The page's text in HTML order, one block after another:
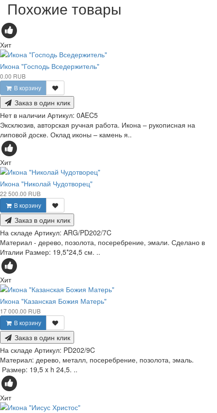
Похожие товары
Хит
Икона "Господь Вседержитель"
0.00 RUB
В корзину
Заказ в один клик
Нет в наличии Артикул: 0AEC5
Эксклюзив, авторская ручная работа. Икона – рукописная на
липовой доске. Оклад иконы – камень я..
Хит
Икона "Николай Чудотворец"
22 500.00 RUB
В корзину
Заказ в один клик
На складе Артикул: ARG/PD202/7C
Материал - дерево, позолота, посеребрение, эмали. Сделано в
Италии Размер: 19,5*24,5 см. ..
Хит
Икона "Казанская Божия Матерь"
17 000.00 RUB
В корзину
Заказ в один клик
На складе Артикул: PD202/9C
Материал: дерево, металл, посеребрение, позолота, эмаль.
Размер: 19,5 x h 24,5. ..
Хит